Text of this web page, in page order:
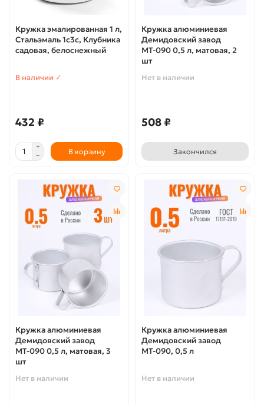
Кружка эмалированная 1 л,
Стальэмаль 1с3с, Клубника
садовая, белоснежный
В наличии ✓
432 ₽
В корзину
Кружка алюминиевая
Демидовский завод
МТ-090 0,5 л, матовая, 2
шт
Нет в наличии
508 ₽
Закончился
Кружка алюминиевая
Демидовский завод
МТ-090 0,5 л, матовая, 3
шт
Нет в наличии
Кружка алюминиевая
Демидовский завод
МТ-090, 0,5 л
Нет в наличии